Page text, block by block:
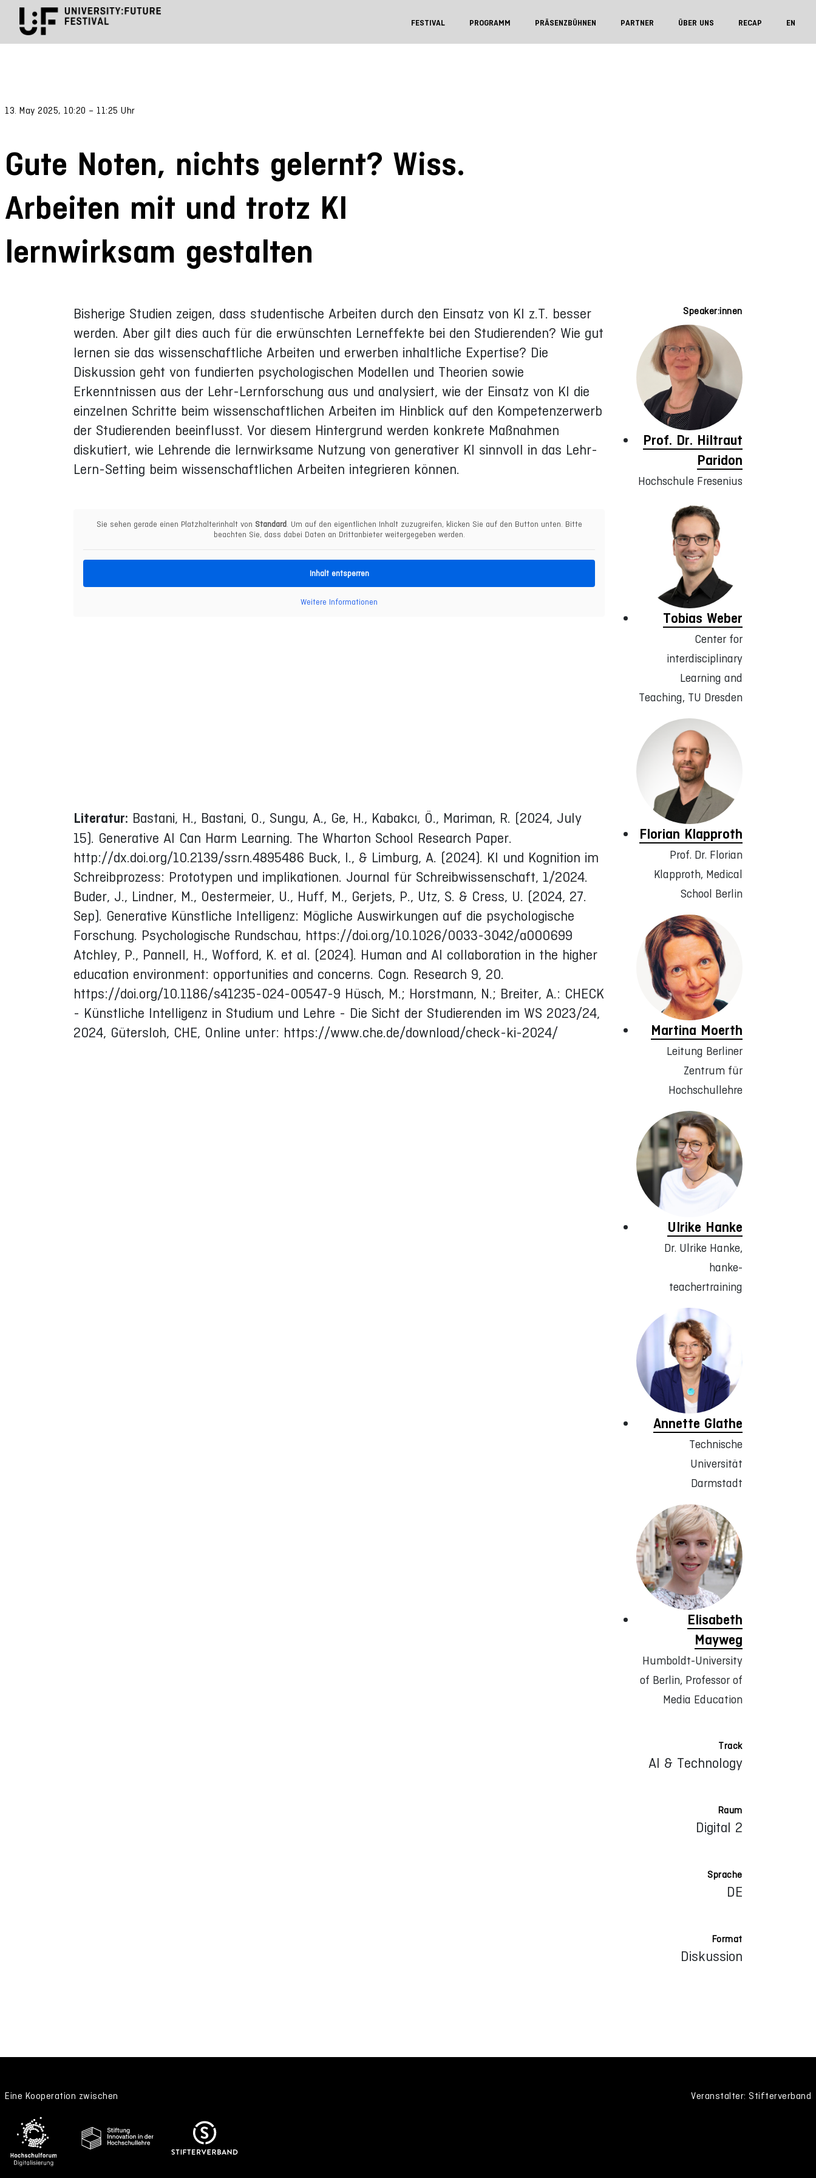
FESTIVAL PROGRAMM PRÄSENZBÜHNEN PARTNER ÜBER UNS RECAP EN
13. May 2025, 10:20 – 11:25 Uhr
Gute Noten, nichts gelernt? Wiss.
Arbeiten mit und trotz KI
lernwirksam gestalten
Bisherige Studien zeigen, dass studentische Arbeiten durch den Einsatz von KI z.T. besser
werden. Aber gilt dies auch für die erwünschten Lerneffekte bei den Studierenden? Wie gut
lernen sie das wissenschaftliche Arbeiten und erwerben inhaltliche Expertise? Die
Diskussion geht von fundierten psychologischen Modellen und Theorien sowie
Erkenntnissen aus der Lehr-Lernforschung aus und analysiert, wie der Einsatz von KI die
einzelnen Schritte beim wissenschaftlichen Arbeiten im Hinblick auf den Kompetenzerwerb
der Studierenden beeinflusst. Vor diesem Hintergrund werden konkrete Maßnahmen
diskutiert, wie Lehrende die lernwirksame Nutzung von generativer KI sinnvoll in das Lehr-
Lern-Setting beim wissenschaftlichen Arbeiten integrieren können.
Sie sehen gerade einen Platzhalterinhalt von Standard . Um auf den eigentlichen Inhalt zuzugreifen, klicken Sie auf den Button unten. Bitte
beachten Sie, dass dabei Daten an Drittanbieter weitergegeben werden.
Inhalt entsperren
Weitere Informationen
Literatur: Bastani, H., Bastani, O., Sungu, A., Ge, H., Kabakcı, Ö., Mariman, R. (2024, July
15). Generative AI Can Harm Learning. The Wharton School Research Paper.
http://dx.doi.org/10.2139/ssrn.4895486 Buck, I., & Limburg, A. (2024). KI und Kognition im
Schreibprozess: Prototypen und implikationen. Journal für Schreibwissenschaft, 1/2024.
Buder, J., Lindner, M., Oestermeier, U., Huff, M., Gerjets, P., Utz, S. & Cress, U. (2024, 27.
Sep). Generative Künstliche Intelligenz: Mögliche Auswirkungen auf die psychologische
Forschung. Psychologische Rundschau, https://doi.org/10.1026/0033-3042/a000699
Atchley, P., Pannell, H., Wofford, K. et al. (2024). Human and AI collaboration in the higher
education environment: opportunities and concerns. Cogn. Research 9, 20.
https://doi.org/10.1186/s41235-024-00547-9 Hüsch, M.; Horstmann, N.; Breiter, A.: CHECK
- Künstliche Intelligenz in Studium und Lehre - Die Sicht der Studierenden im WS 2023/24,
2024, Gütersloh, CHE, Online unter: https://www.che.de/download/check-ki-2024/
Speaker:innen
Prof. Dr. Hiltraut
Paridon
Hochschule Fresenius
Tobias Weber
Center for
interdisciplinary
Learning and
Teaching, TU Dresden
Florian Klapproth
Prof. Dr. Florian
Klapproth, Medical
School Berlin
Martina Moerth
Leitung Berliner
Zentrum für
Hochschullehre
Ulrike Hanke
Dr. Ulrike Hanke,
hanke-
teachertraining
Annette Glathe
Technische
Universität
Darmstadt
Elisabeth
Mayweg
Humboldt-University
of Berlin, Professor of
Media Education
Track
AI & Technology
Raum
Digital 2
Sprache
DE
Format
Diskussion
Eine Kooperation zwischen Veranstalter: Stifterverband